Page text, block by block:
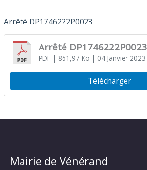
Arrêté DP1746222P0023
Arrêté DP1746222P0023
PDF| 861,97 Ko | 04 Janvier 2023
Télécharger
Mairie de Vénérand